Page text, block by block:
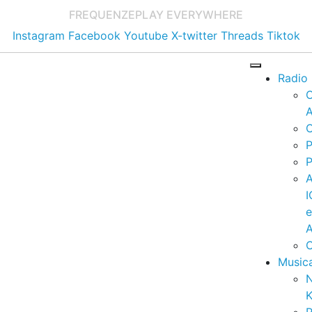
FREQUENZEPLAY EVERYWHERE
Instagram Facebook Youtube X-twitter Threads Tiktok
Radio
e